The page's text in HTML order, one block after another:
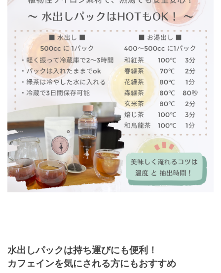
水出しパックは持ち運びにも便利！
カフェインを気にされる方にもおすすめ